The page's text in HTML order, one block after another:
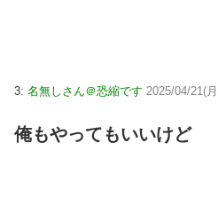
3: 名無しさん＠恐縮です 2025/04/21(
俺もやってもいいけど